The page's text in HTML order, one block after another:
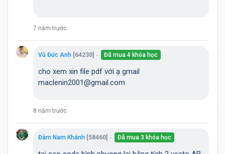
7 năm trước
Vũ Đức Anh [64230] ● Đã mua 4 khóa học
cho xem xin file pdf với ạ gmail
maclenin2001@gmail.com
8 năm trước
Đàm Nam Khánh [58460] ● Đã mua 3 khóa học